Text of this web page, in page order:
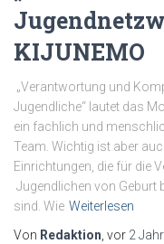
KIJUNEMO
„Verantwortung und
Jugendliche“ lautet das
ein fachlich und
Team. Wichtig ist aber
Einrichtungen, die für die
Jugendlichen von
sind. Wie Weiterlesen
Von Redaktion, vor 2